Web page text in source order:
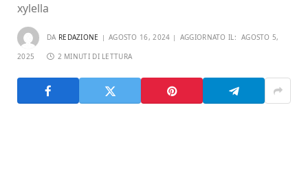
xylella
DA REDAZIONE AGOSTO 16, 2024 AGGIORNATO IL: AGOSTO 5,
2025 2 MINUTI DI LETTURA